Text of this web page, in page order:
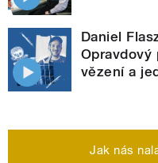
Daniel
Opravdový
vězení a
Jak nás